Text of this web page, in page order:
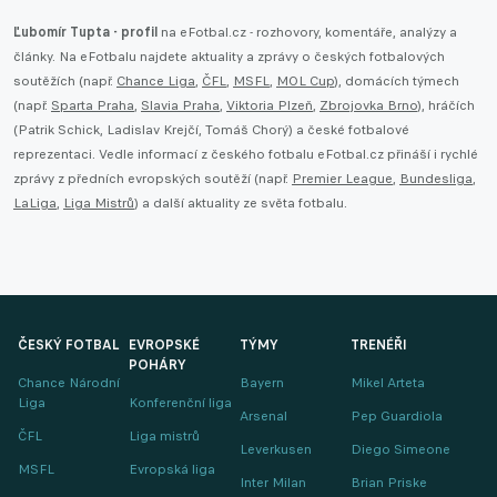
Ľubomír Tupta - profil na eFotbal.cz - rozhovory, komentáře, analýzy a
články. Na eFotbalu najdete aktuality a zprávy o českých fotbalových
soutěžích (např. Chance Liga, ČFL, MSFL, MOL Cup), domácích týmech
(např. Sparta Praha, Slavia Praha, Viktoria Plzeň, Zbrojovka Brno), hráčích
(Patrik Schick, Ladislav Krejčí, Tomáš Chorý) a české fotbalové
reprezentaci. Vedle informací z českého fotbalu eFotbal.cz přináší i rychlé
zprávy z předních evropských soutěží (např. Premier League, Bundesliga,
LaLiga, Liga Mistrů) a další aktuality ze světa fotbalu.
ČESKÝ FOTBAL
Chance Národní
Liga
ČFL
MSFL
EVROPSKÉ
POHÁRY
Konferenční liga
Liga mistrů
Evropská liga
TÝMY
Bayern
Arsenal
Leverkusen
Inter Milan
TRENÉŘI
Mikel Arteta
Pep Guardiola
Diego Simeone
Brian Priske